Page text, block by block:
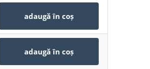
adaugă în coș
adaugă în coș